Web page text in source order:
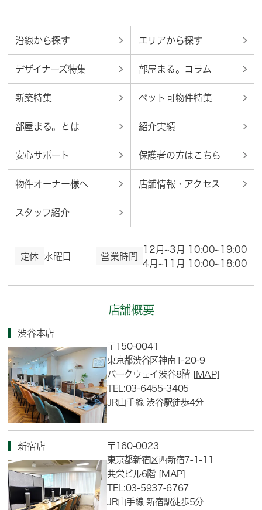
沿線から探す エリアから探す
デザイナーズ特集 部屋まる。コラム
新築特集 ペット可物件特集
部屋まる。とは 紹介実績
安心サポート 保護者の方はこちら
物件オーナー様へ 店舗情報・アクセス
スタッフ紹介
定休 水曜日 営業時間
12月~3月 10:00~19:00
4月~11月 10:00~18:00
店舗概要
渋谷本店
〒150-0041
東京都渋谷区神南1-20-9
パークウェイ渋谷8階 [MAP]
TEL:03-6455-3405
JR山手線 渋谷駅徒歩4分
新宿店
〒160-0023
東京都新宿区西新宿7-1-11
共栄ビル6階 [MAP]
TEL:03-5937-6767
JR山手線 新宿駅徒歩5分